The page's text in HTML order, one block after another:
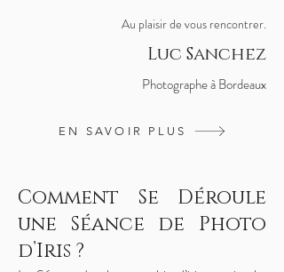
Au plaisir de vous rencontrer.
Luc Sanchez
Photographe à Bordeaux
EN SAVOIR PLUS
Comment Se Déroule
une Séance de Photo
d’Iris ?